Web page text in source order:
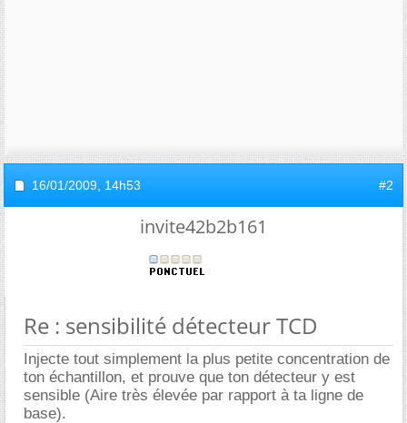
16/01/2009, 14h53 #2
invite42b2b161
Re : sensibilité détecteur TCD
Injecte tout simplement la plus petite concentration de
ton échantillon, et prouve que ton détecteur y est
sensible (Aire très élevée par rapport à ta ligne de
base).